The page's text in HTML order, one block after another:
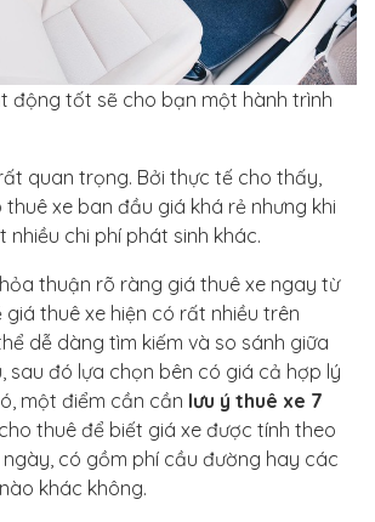
động tốt sẽ cho bạn một hành trình
quan trọng. Bởi thực tế cho thấy,
xe ban đầu giá khá rẻ nhưng khi
chi phí phát sinh khác.
thuận rõ ràng giá thuê xe ngay từ
giá thuê xe hiện có rất nhiều trên
dễ dàng tìm kiếm và so sánh giữa
sau đó lựa chọn bên có giá cả hợp lý
một điểm cần cần lưu ý thuê xe 7
thuê để biết giá xe được tính theo
có gồm phí cầu đường hay các
khác không.